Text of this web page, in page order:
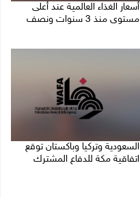
أسعار الغذاء العالمية عند أعلى
مستوى منذ 3 سنوات ونصف
السعودية وتركيا وباكستان توقع
اتفاقية مكة للدفاع المشترك